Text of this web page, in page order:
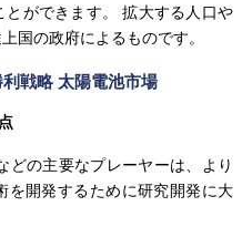
ができます。 拡大する人口や
国の政府によるものです。
戦略 太陽電池市場
の主要なプレーヤーは、より
を開発するために研究開発に大